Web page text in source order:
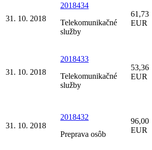
31. 10. 2018
2018434
Telekomunikačné
služby
61,73
EUR
31. 10. 2018
2018433
Telekomunikačné
služby
53,36
EUR
31. 10. 2018
2018432
Preprava osôb
96,00
EUR